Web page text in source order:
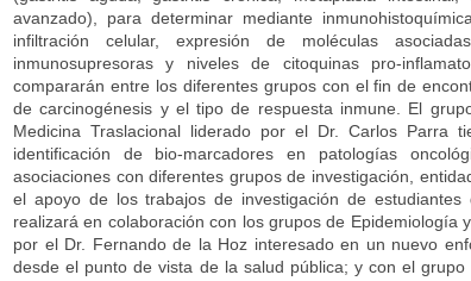
avanzado), para determinar mediante
infiltración celular, expresión de moléculas
inmunosupresoras y niveles de citoquinas pro-
compararán entre los diferentes grupos con el fin de
de carcinogénesis y el tipo de respuesta inmune. El
Medicina Traslacional liderado por el Dr. Carlos Parra
identificación de bio-marcadores en patologías
asociaciones con diferentes grupos de investigación,
el apoyo de los trabajos de investigación de
realizará en colaboración con los grupos de Epidemiología
por el Dr. Fernando de la Hoz interesado en un nuevo
desde el punto de vista de la salud pública; y con el grupo